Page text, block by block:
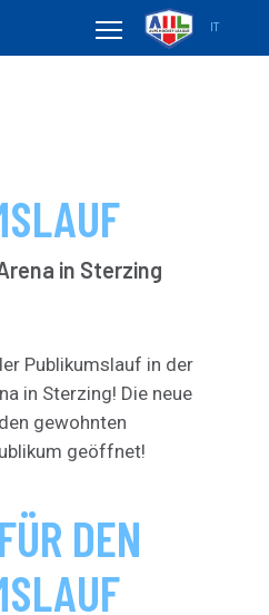
IT
in Sterzing
Publikumslauf in der
in Sterzing! Die neue
gewohnten
geöffnet!
DEN